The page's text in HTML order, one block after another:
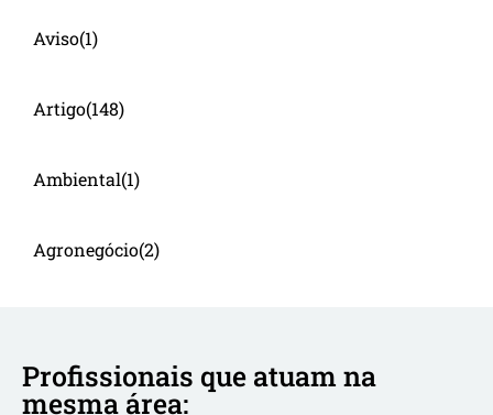
Aviso(1)
Artigo(148)
Ambiental(1)
Agronegócio(2)
Profissionais que atuam na
mesma área: